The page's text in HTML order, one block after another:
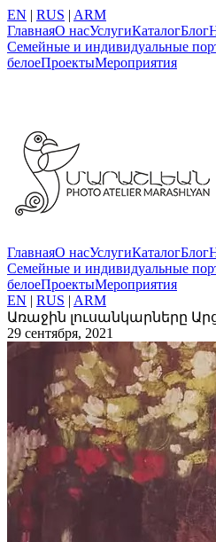
EN | RUS | ARM
ГлавнаяО насУслугиКаталогБлог
Семейные и индивидуальные
белоеПроектыМероприятия
ГлавнаяО насУслугиКаталогБлог
Семейные и индивидуальные
белоеПроектыМероприятия
EN | RUS | ARM
Առաջին լուսանկարները
29 сентября, 2021